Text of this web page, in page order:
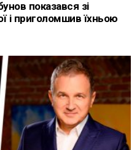
показався зі
і приголомшив їхньою